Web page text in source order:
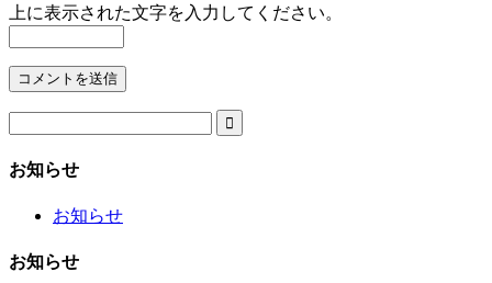
上に表示された文字を入力してください。

お知らせ
お知らせ
お知らせ